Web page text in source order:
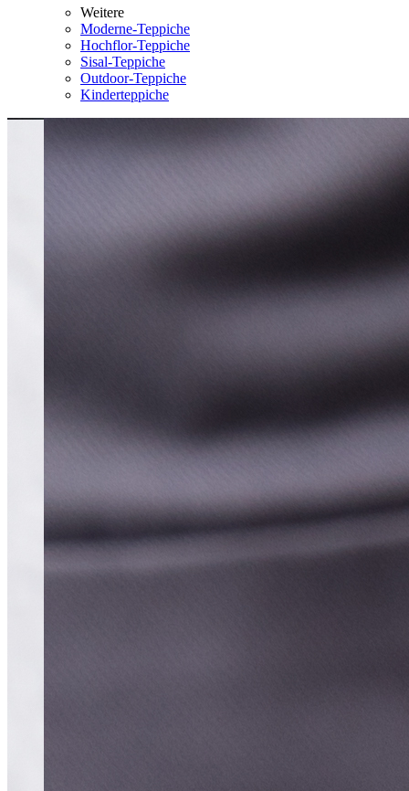
Weitere
Moderne-Teppiche
Hochflor-Teppiche
Sisal-Teppiche
Outdoor-Teppiche
Kinderteppiche